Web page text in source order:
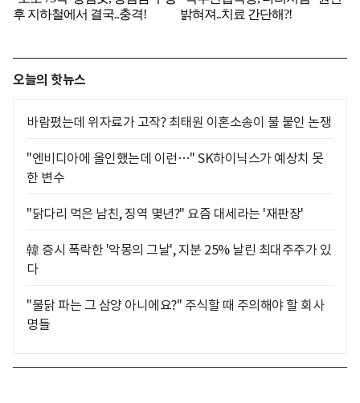
오늘의 핫뉴스
바람폈는데 위자료가 고작? 최태원 이혼소송이 불 붙인 논쟁
"엔비디아에 올인했는데 이런…" SK하이닉스가 예상치 못
한 변수
"닭다리 먹은 남친, 징역 몇년?" 요즘 대세라는 '재판장'
韓 증시 폭락한 '악몽의 그날', 지분 25% 날린 최대주주가 있
다
"불닭 파는 그 삼양 아니에요?" 주식할 때 주의해야 할 회사
명들